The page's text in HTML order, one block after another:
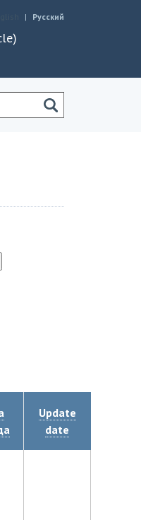
Русский
Update
date